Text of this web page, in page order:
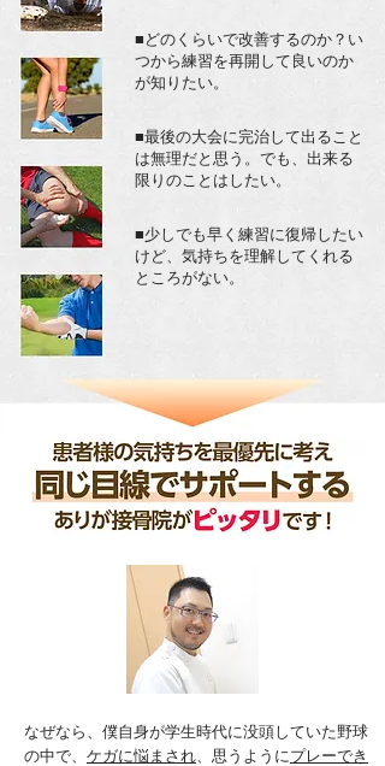
なぜなら、僕自身が学生時代に没頭していた野球
の中で、 ケガに悩まされ、思うようにプレーでき
​■どのくらいで改善するのか？い
つから練習を再開して良いのか
が知りたい。
​■最後の大会に完治して出ること
は無理だと思う。でも、出来る
限りのことはしたい。
​■少しでも早く練習に復帰したい
けど、気持ちを理解してくれる
ところがない。